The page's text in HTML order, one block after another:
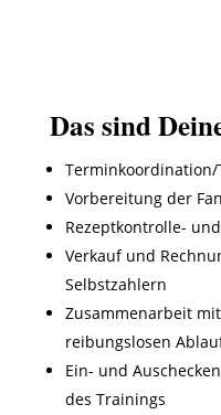
Das sind
Vorbereitung der
Rezeptkontrolle-
Verkauf und
Selbstzahlern
Zusammenarbeit
reibungslosen
Ein- und
des Trainings